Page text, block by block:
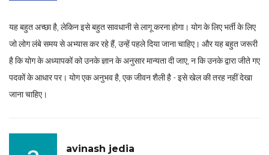
यह बहुत अच्छा है, लेकिन इसे बहुत सावधानी से लागू करना होगा। योग के लिए भर्ती के लिए
जो लोग लंबे समय से अभ्यास कर रहे हैं, उन्हें पहले दिया जाना चाहिए। और यह बहुत जरूरी
है कि योग के अध्यापकों को उनके ज्ञान के अनुसार मान्यता दी जाए, न कि उनके द्वारा जीते गए
पदकों के आधार पर। योग एक अनुभव है, एक जीवन शैली है - इसे खेल की तरह नहीं देखा
जाना चाहिए।
avinash jedia